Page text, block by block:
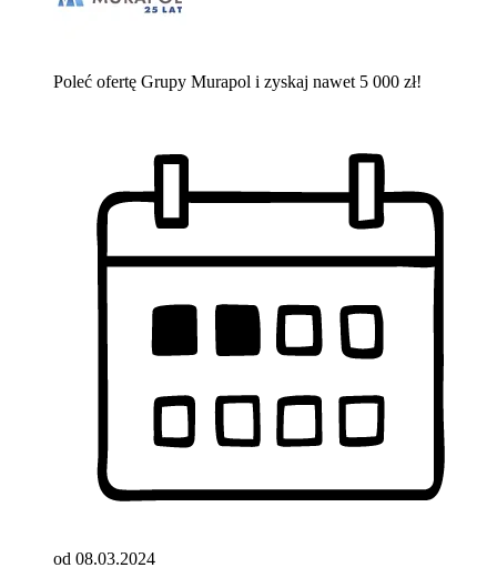
Poleć ofertę Grupy Murapol i zyskaj nawet 5 000 zł!
od 08.03.2024